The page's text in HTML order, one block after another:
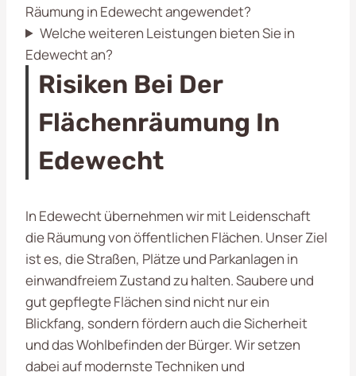
Räumung in Edewecht angewendet?
Welche weiteren Leistungen bieten Sie in
Edewecht an?
Risiken Bei Der
Flächenräumung In
Edewecht
In Edewecht übernehmen wir mit Leidenschaft
die Räumung von öffentlichen Flächen. Unser Ziel
ist es, die Straßen, Plätze und Parkanlagen in
einwandfreiem Zustand zu halten. Saubere und
gut gepflegte Flächen sind nicht nur ein
Blickfang, sondern fördern auch die Sicherheit
und das Wohlbefinden der Bürger. Wir setzen
dabei auf modernste Techniken und